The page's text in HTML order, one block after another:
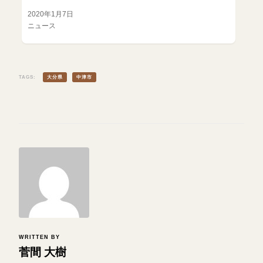
2020年1月7日
ニュース
TAGS: 大分県 中津市
WRITTEN BY
菅間 大樹